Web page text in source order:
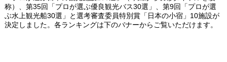
称）、第35回「プロが選ぶ優良観光バス30選」、第9回「プロが選
ぶ水上観光船30選」と選考審査委員特別賞「日本の小宿」10施設が
決定しました。各ランキングは下のバナーからご覧いただけます。